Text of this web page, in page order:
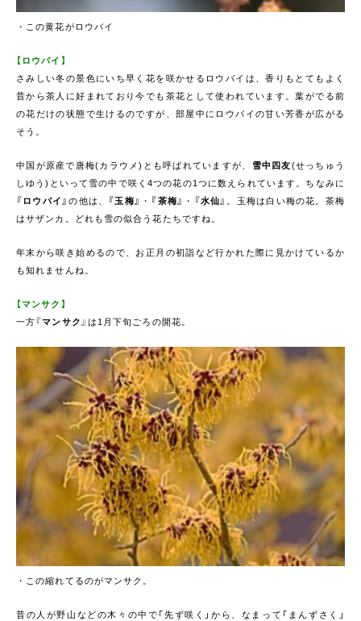
・この黄花がロウバイ
【ロウバイ】
さみしい冬の景色にいち早く花を咲かせるロウバイは、香りもとてもよく
昔から茶人に好まれており今でも茶花として使われています。葉がでる前
の花だけの状態で生けるのですが、部屋中にロウバイの甘い芳香が広がる
そう。
中国が原産で唐梅(カラウメ)とも呼ばれていますが、 雪中四友(せっちゅう
しゆう)といって雪の中で咲く4つの花の1つに数えられています。ちなみに
『ロウバイ』の他は、 『玉梅』 ・ 『茶梅』 ・ 『水仙』 。玉梅は白い梅の花。茶梅
はサザンカ。どれも雪の似合う花たちですね。
年末から咲き始めるので、お正月の初詣など行かれた際に見かけているか
も知れませんね。
【マンサク】
一方『マンサク 』は1月下旬ごろの開花。
・この縮れてるのがマンサク。
昔の人が野山などの木々の中で「先ず咲く」から、なまって「まんずさく」